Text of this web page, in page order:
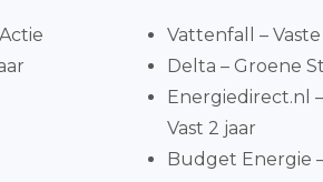
Vattenfall –
Delta – Groene
Energiedirect.nl
Vast 2 jaar
Budget Energie